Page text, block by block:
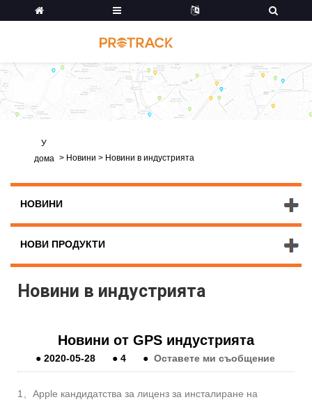
У
дома > Новини > Новини в индустрията
НОВИНИ
НОВИ ПРОДУКТИ
Новини в индустрията
Новини от GPS индустрията
●2020-05-28 ●4 ● Оставете ми съобщение
1、Apple кандидатства за лиценз за инсталиране на